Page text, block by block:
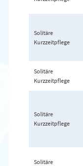
Solitäre
Kurzzeitpflege
Solitäre
Kurzzeitpflege
Solitäre
Kurzzeitpflege
Solitäre